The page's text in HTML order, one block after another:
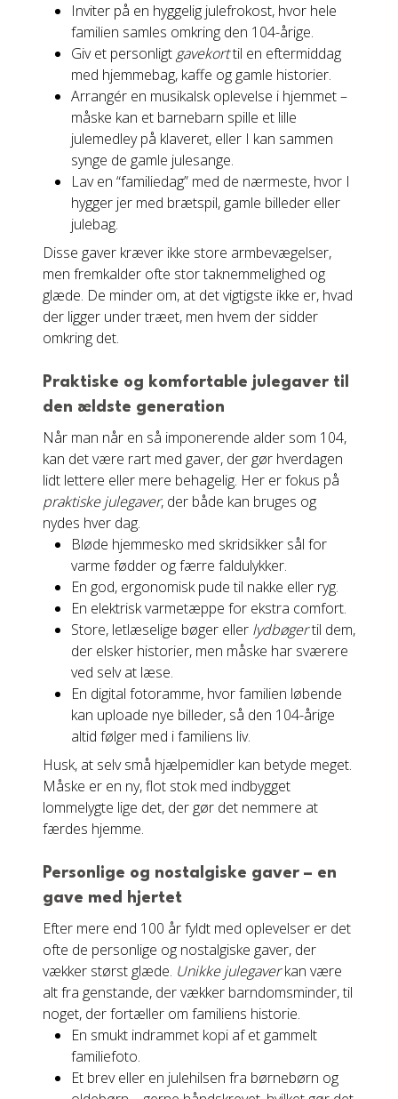
Inviter på en hyggelig julefrokost, hvor hele
familien samles omkring den 104-årige.
Giv et personligt gavekorttil en eftermiddag
med hjemmebag, kaffe og gamle historier.
Arrangér en musikalsk oplevelse i hjemmet –
måske kan et barnebarn spille et lille
julemedley på klaveret, eller I kan sammen
synge de gamle julesange.
Lav en “familiedag” med de nærmeste, hvor I
hygger jer med brætspil, gamle billeder eller
julebag.
Disse gaver kræver ikke store armbevægelser,
men fremkalder ofte stor taknemmelighed og
glæde. De minder om, at det vigtigste ikke er, hvad
der ligger under træet, men hvem der sidder
omkring det.
Praktiske og komfortable julegaver til
den ældste generation
Når man når en så imponerende alder som 104,
kan det være rart med gaver, der gør hverdagen
lidt lettere eller mere behagelig. Her er fokus på
praktiske julegaver, der både kan bruges og
nydes hver dag.
Bløde hjemmesko med skridsikker sål for
varme fødder og færre faldulykker.
En god, ergonomisk pude til nakke eller ryg.
En elektrisk varmetæppe for ekstra comfort.
Store, letlæselige bøger eller lydbøgertil dem,
der elsker historier, men måske har sværere
ved selv at læse.
En digital fotoramme, hvor familien løbende
kan uploade nye billeder, så den 104-årige
altid følger med i familiens liv.
Husk, at selv små hjælpemidler kan betyde meget.
Måske er en ny, flot stok med indbygget
lommelygte lige det, der gør det nemmere at
færdes hjemme.
Personlige og nostalgiske gaver – en
gave med hjertet
Efter mere end 100 år fyldt med oplevelser er det
ofte de personlige og nostalgiske gaver, der
vækker størst glæde. Unikke julegaverkan være
alt fra genstande, der vækker barndomsminder, til
noget, der fortæller om familiens historie.
En smukt indrammet kopi af et gammelt
familiefoto.
Et brev eller en julehilsen fra børnebørn og